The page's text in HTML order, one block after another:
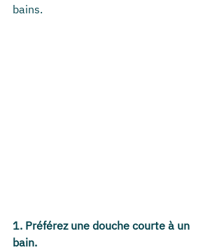
bains.
1. Préférez une douche courte à un
bain.